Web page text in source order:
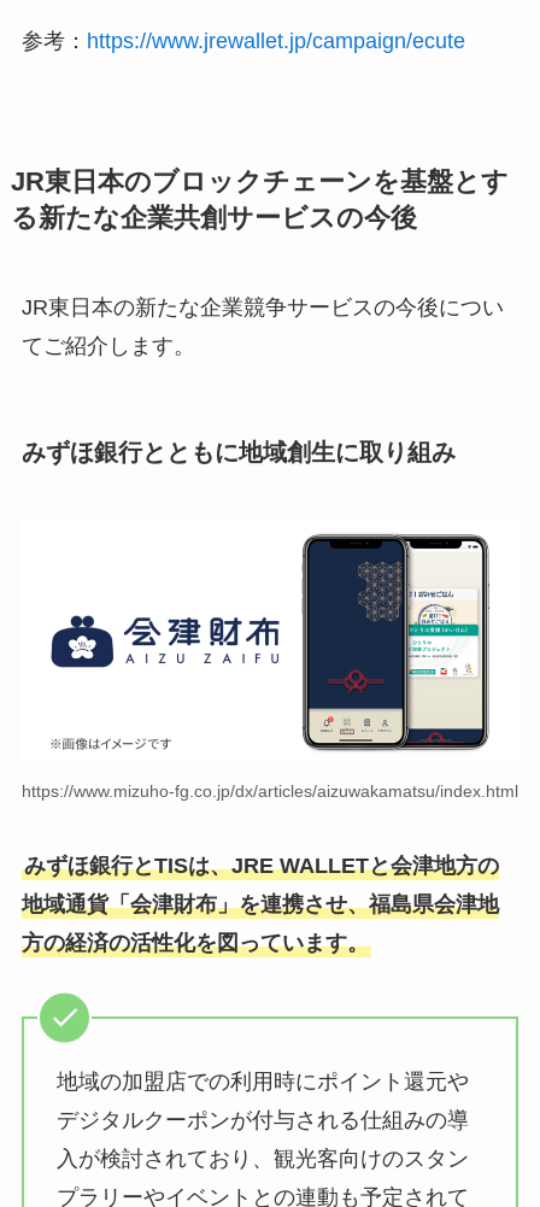
参考： https://www.jrewallet.jp/campaign/ecute
JR東日本のブロックチェーンを基盤とす
る新たな企業共創サービスの今後
JR東日本の新たな企業競争サービスの今後につい
てご紹介します。
みずほ銀行とともに地域創生に取り組み
https://www.mizuho-fg.co.jp/dx/articles/aizuwakamatsu/index.html
みずほ銀行とTISは、JRE WALLETと会津地方の
地域通貨「会津財布」を連携させ、福島県会津地
方の経済の活性化を図っています。
地域の加盟店での利用時にポイント還元や
デジタルクーポンが付与される仕組みの導
入が検討されており、観光客向けのスタン
プラリーやイベントとの連動も予定されて